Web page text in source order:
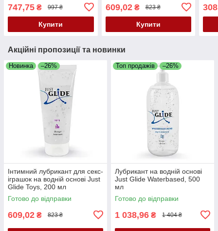
747,75 ₴ 997 ₴
Купити
609,02₴ 823 ₴
Купити
Акційні пропозиції та новинки
Новинка –26%
Інтимний лубрикант для секс-
іграшок на водній основі Just
Glide Toys, 200 мл
Готово до відправки
609,02 ₴ 823 ₴
Топ продажів –26%
Лубрикант на водній основі
Just Glide Waterbased, 500
мл
Готово до відправки
1 038,96 ₴ 1 404 ₴